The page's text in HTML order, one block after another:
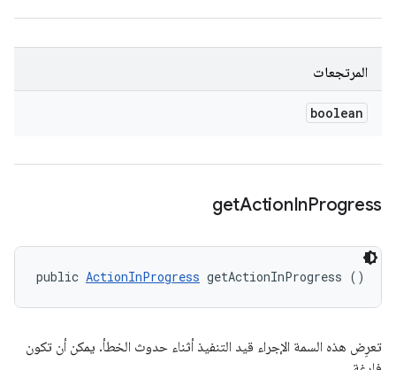
المرتجعات
boolean
getActionInProgress
public ActionInProgress getActionInProgress ()
تعرِض هذه السمة الإجراء قيد التنفيذ أثناء حدوث الخطأ. يمكن أن تكون